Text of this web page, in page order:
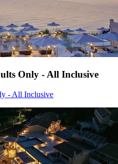
Only - All Inclusive
- All Inclusive